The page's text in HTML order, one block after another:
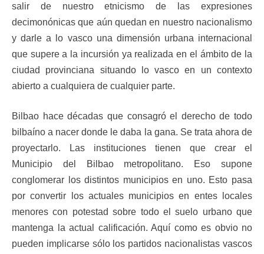
salir de nuestro etnicismo de las expresiones
decimonónicas que aún quedan en nuestro nacionalismo
y darle a lo vasco una dimensión urbana internacional
que supere a la incursión ya realizada en el ámbito de la
ciudad provinciana situando lo vasco en un contexto
abierto a cualquiera de cualquier parte.
Bilbao hace décadas que consagró el derecho de todo
bilbaíno a nacer donde le daba la gana. Se trata ahora de
proyectarlo. Las instituciones tienen que crear el
Municipio del Bilbao metropolitano. Eso supone
conglomerar los distintos municipios en uno. Esto pasa
por convertir los actuales municipios en entes locales
menores con potestad sobre todo el suelo urbano que
mantenga la actual calificación. Aquí como es obvio no
pueden implicarse sólo los partidos nacionalistas vascos